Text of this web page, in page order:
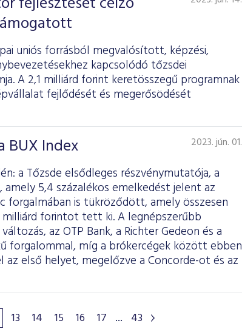
uniós forrásból megvalósított, képzési,
kapcsolódó tőzsdei
A 2,1 milliárd forint keretösszegű programnak
fejlődését és megerősödését
BUX Index 2023. jún. 01.
a Tőzsde elsődleges részvénymutatója, a
5,4 százalékos emelkedést jelent az
forgalmában is tükröződött, amely összesen
forintot tett ki. A legnépszerűbb
az OTP Bank, a Richter Gedeon és a
forgalommal, míg a brókercégek között ebben
első helyet, megelőzve a Concorde-ot és az
13 14 15 16 17 ... 43